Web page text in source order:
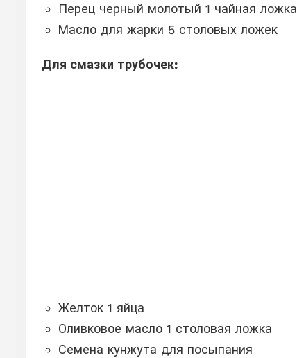
Перец черный молотый 1 чайная ложка
Масло для жарки 5 столовых ложек
Для смазки трубочек:
Желток 1 яйца
Оливковое масло 1 столовая ложка
Семена кунжута для посыпания